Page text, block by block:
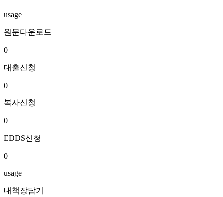
usage
원문다운로드
0
대출신청
0
복사신청
0
EDDS신청
0
usage
내책장담기